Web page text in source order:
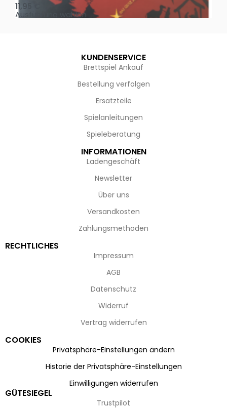
11,95
Ausführung wählen
KUNDENSERVICE
Brettspiel Ankauf
Bestellung verfolgen
Ersatzteile
Spielanleitungen
Spieleberatung
INFORMATIONEN
Ladengeschäft
Newsletter
Über uns
Versandkosten
Zahlungsmethoden
RECHTLICHES
Impressum
AGB
Datenschutz
Widerruf
Vertrag widerrufen
COOKIES
Privatsphäre-Einstellungen ändern
Historie der Privatsphäre-Einstellungen
Einwilligungen widerrufen
GÜTESIEGEL
Trustpilot